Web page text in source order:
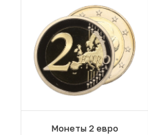
Монеты 2 евро